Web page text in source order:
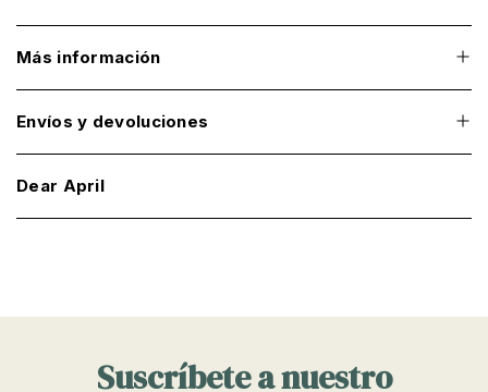
Más información
Envíos y devoluciones
Dear April
Suscríbete a nuestro